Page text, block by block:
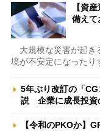
【資
備え
大規模な災害が起き
境が不安定になった
5年ぶり改訂の「
説 企業に成長投資
【令和のPKOか】